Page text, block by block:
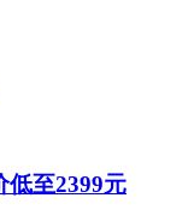
低至2399元